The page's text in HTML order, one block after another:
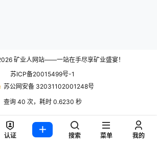
矿业人网站——一站在手尽享矿业盛宴！
苏ICP备20015499号-1
苏公网安备 32031102001248号
查询 40 次，耗时 0.6230 秒
认证 搜索 菜单 我的